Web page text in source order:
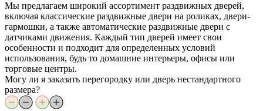
Мы предлагаем широкий ассортимент раздвижных дверей,
включая классические раздвижные двери на роликах, двери-
гармошки, а также автоматические раздвижные двери с
датчиками движения. Каждый тип дверей имеет свои
особенности и подходит для определенных условий
использования, будь то домашние интерьеры, офисы или
торговые центры.
Могу ли я заказать перегородку или дверь нестандартного
размера?